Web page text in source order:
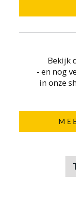
Bekijk
- en nog
in onze